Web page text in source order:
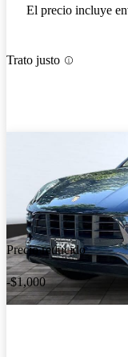
El precio incluye
Trato justo
Precio reducido
-$1,000